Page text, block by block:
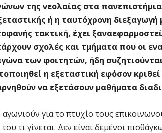
της νεολαίας στα
ή η ταυτόχρονη
τακτική, έχει
σχολές και τμήματα που οι
των φοιτητών, ήδη
η εξεταστική εφόσον
να εξετάσουν μαθήματα
για το πτυχίο τους
τι γίνεται. Δεν είναι δεμένοι